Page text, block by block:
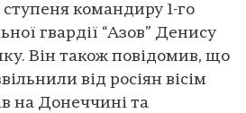
командиру 1-го
гвардії “Азов” Денису
Він також повідомив, що
від росіян вісім
на Донеччині та